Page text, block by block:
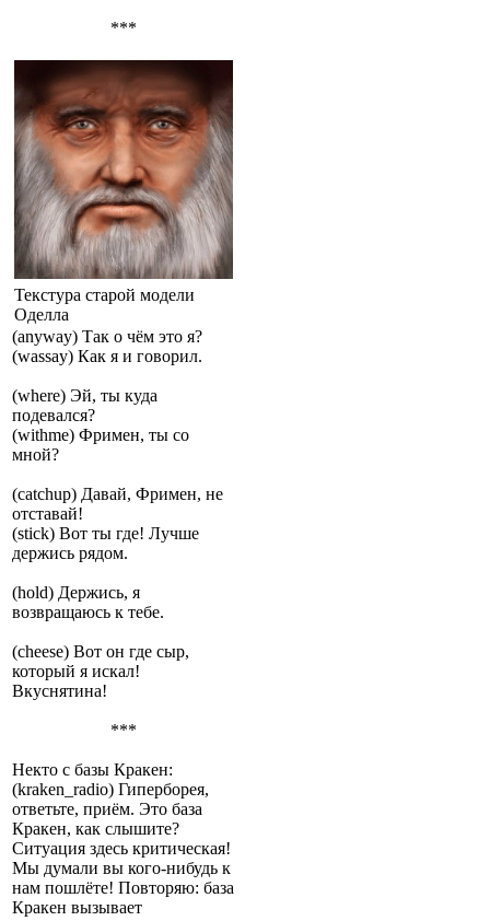
***
Текстура старой модели
Оделла
(anyway) Так о чём это я?
(wassay) Как я и говорил.
(where) Эй, ты куда
подевался?
(withme) Фримен, ты со
мной?
(catchup) Давай, Фримен, не
отставай!
(stick) Вот ты где! Лучше
держись рядом.
(hold) Держись, я
возвращаюсь к тебе.
(cheese) Вот он где сыр,
который я искал!
Вкуснятина!
***
Некто с базы Кракен:
(kraken_radio) Гиперборея,
ответьте, приём. Это база
Кракен, как слышите?
Ситуация здесь критическая!
Мы думали вы кого-нибудь к
нам пошлёте! Повторяю: база
Кракен вызывает